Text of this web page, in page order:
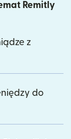
Remitly
z
do